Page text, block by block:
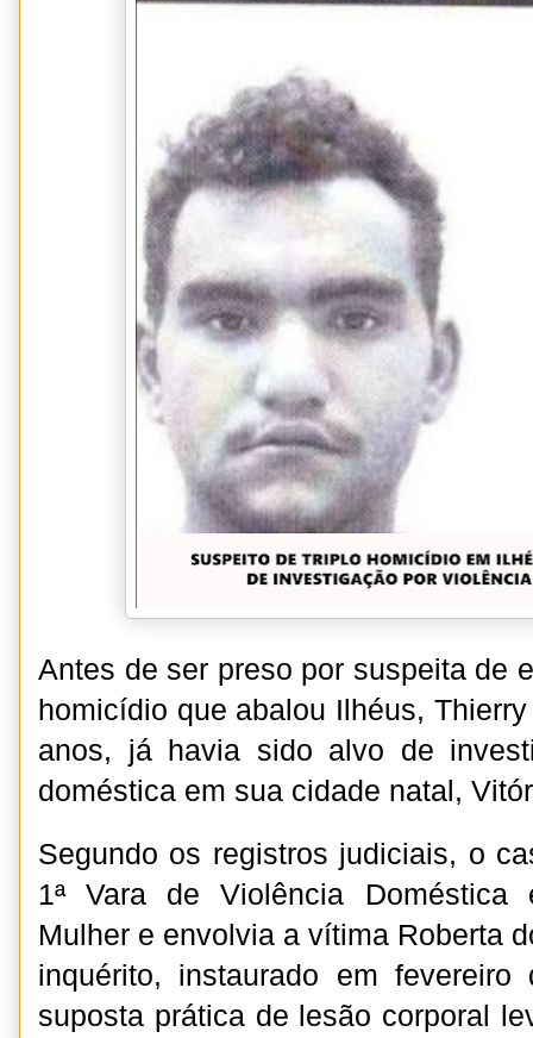
Antes de ser preso por suspeita de
homicídio que abalou Ilhéus,
anos, já havia sido alvo de
doméstica em sua cidade natal,
Segundo os registros judiciais, o
1ª Vara de Violência
Mulher e envolvia a vítima Roberta
inquérito, instaurado em
suposta prática de lesão corporal